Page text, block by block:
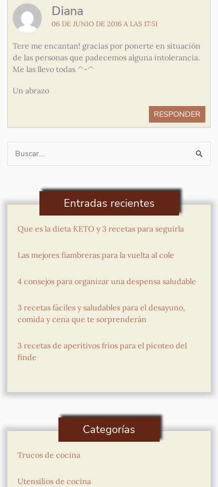
Diana
06 DE JUNIO DE 2016 A LAS 17:51
Tere me encantan! gracias por ponerte en situación
de las personas que padecemos alguna intolerancia.
Me las llevo todas ^-^
Un abrazo
RESPONDER
Buscar
por:
Entradas recientes
Que es la dieta KETO y 3 recetas para seguirla
Las mejores fiambreras para la vuelta al cole
4 consejos para organizar una despensa saludable
3 recetas fáciles y saludables para el desayuno,
comida y cena que te sorprenderán
3 recetas de aperitivos fríos para el picoteo del
finde
Categorías
Trucos de cocina
Utensilios de cocina